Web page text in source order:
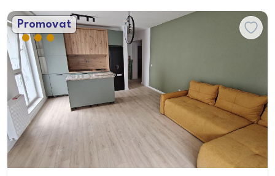
Promovat